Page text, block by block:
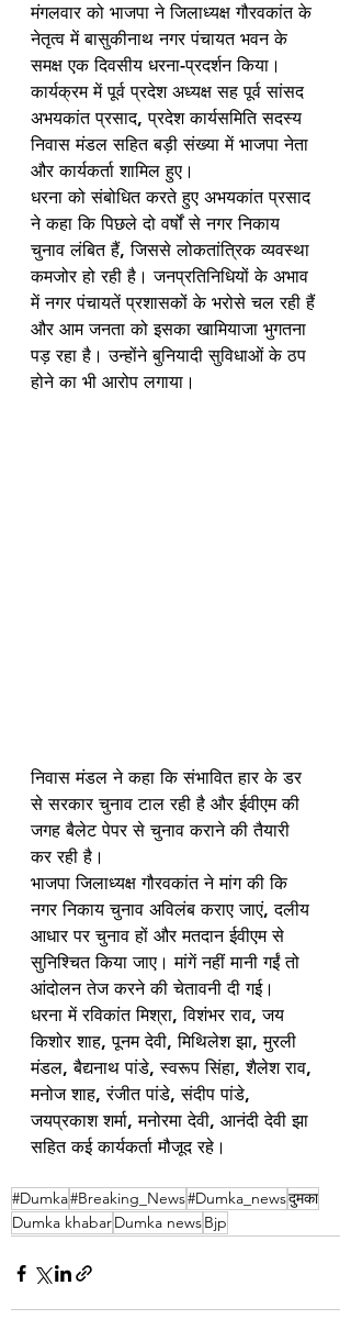
मंगलवार को भाजपा ने जिलाध्यक्ष गौरवकांत के
नेतृत्व में बासुकीनाथ नगर पंचायत भवन के
समक्ष एक दिवसीय धरना-प्रदर्शन किया।
कार्यक्रम में पूर्व प्रदेश अध्यक्ष सह पूर्व सांसद
अभयकांत प्रसाद, प्रदेश कार्यसमिति सदस्य
निवास मंडल सहित बड़ी संख्या में भाजपा नेता
और कार्यकर्ता शामिल हुए।
धरना को संबोधित करते हुए अभयकांत प्रसाद
ने कहा कि पिछले दो वर्षों से नगर निकाय
चुनाव लंबित हैं, जिससे लोकतांत्रिक व्यवस्था
कमजोर हो रही है। जनप्रतिनिधियों के अभाव
में नगर पंचायतें प्रशासकों के भरोसे चल रही हैं
और आम जनता को इसका खामियाजा भुगतना
पड़ रहा है। उन्होंने बुनियादी सुविधाओं के ठप
होने का भी आरोप लगाया।
निवास मंडल ने कहा कि संभावित हार के डर
से सरकार चुनाव टाल रही है और ईवीएम की
जगह बैलेट पेपर से चुनाव कराने की तैयारी
कर रही है।
भाजपा जिलाध्यक्ष गौरवकांत ने मांग की कि
नगर निकाय चुनाव अविलंब कराए जाएं, दलीय
आधार पर चुनाव हों और मतदान ईवीएम से
सुनिश्चित किया जाए। मांगें नहीं मानी गईं तो
आंदोलन तेज करने की चेतावनी दी गई।
धरना में रविकांत मिश्रा, विशंभर राव, जय
किशोर शाह, पूनम देवी, मिथिलेश झा, मुरली
मंडल, बैद्यनाथ पांडे, स्वरूप सिंहा, शैलेश राव,
मनोज शाह, रंजीत पांडे, संदीप पांडे,
जयप्रकाश शर्मा, मनोरमा देवी, आनंदी देवी झा
सहित कई कार्यकर्ता मौजूद रहे।
#Dumka#Breaking_News#Dumka_newsदुमका
Dumka khabarDumka newsBjp